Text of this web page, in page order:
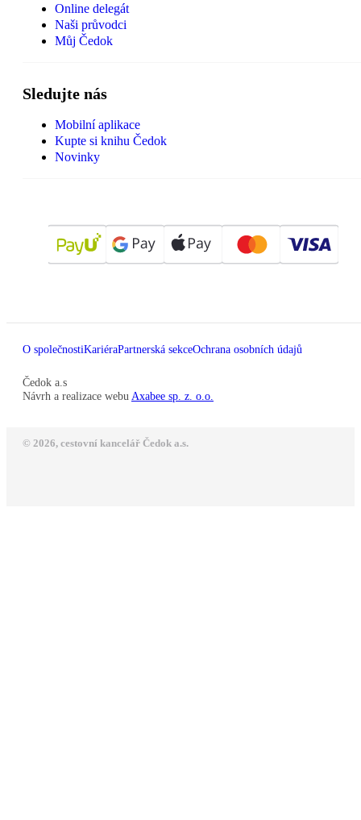
Online delegát
Naši průvodci
Můj Čedok
Sledujte nás
Mobilní aplikace
Kupte si knihu Čedok
Novinky
O společnostiKariéraPartnerská sekceOchrana osobních údajů
Čedok a.s
Návrh a realizace webu Axabee sp. z. o.o.
© 2026, cestovní kancelář Čedok a.s.